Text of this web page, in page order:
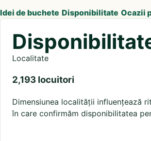
Idei de buchete Disponibilitate Ocazii
Localitate
2,193 locuitori
Dimensiunea localității influențează
în care confirmăm disponibilitatea